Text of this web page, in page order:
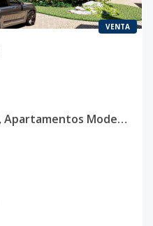
VENTA
A 5min de PLAYA MACAO, Apartamentos Modernos con traslado incluido a propietarios y Acceso exclusivo a club de playa.